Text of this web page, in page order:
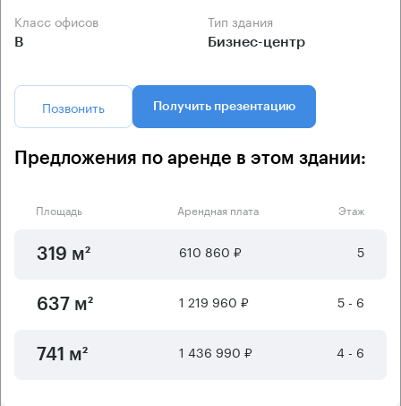
Класс офисов
B
Тип здания
Бизнес-центр
Позвонить Получить презентацию
Предложения по аренде в этом здании:
Площадь Арендная плата Этаж
319 м² 610 860 ₽ 5
637 м² 1 219 960 ₽ 5 - 6
741 м² 1 436 990 ₽ 4 - 6